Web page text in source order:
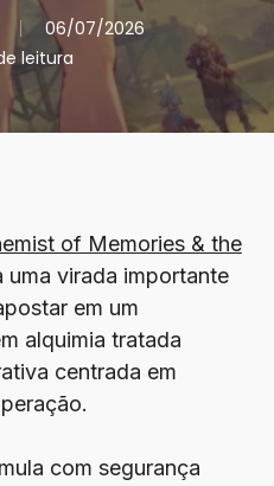
06/07/2026
leitura
of Memories & the
uma virada importante
em um
alquimia tratada
centrada em
com segurança